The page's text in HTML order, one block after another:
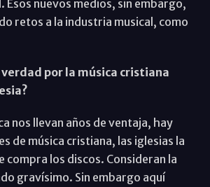
Esos nuevos medios, sin embargo,
retos a la industria musical, como
por la música cristiana
nos llevan años de ventaja, hay
de música cristiana, las iglesias la
compra los discos. Consideran la
gravísimo. Sin embargo aquí